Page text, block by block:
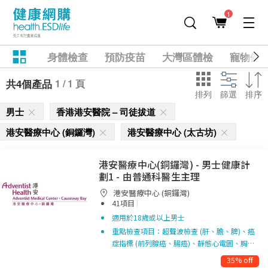
1
身體檢查 預防疫苗 大灣區體檢
寵物健
共4個產品 1 / 1 頁
排列 篩選 排序
男士
香港港安醫院 – 司徒拔道
港安醫療中心 (銅鑼灣)
港安醫療中心 (太古坊)
港安醫療中心(銅鑼灣) - 男士健康計
劃1 - 由普通科醫生主理
港安醫療中心 (銅鑼灣)
41項目 |
適用於18歲或以上男士
重點檢查項目：超聲波檢查 (肝、膽、脾)、癌
症指標 (前列腺癌、腸癌)、靜態心電圖、胸…
35% off